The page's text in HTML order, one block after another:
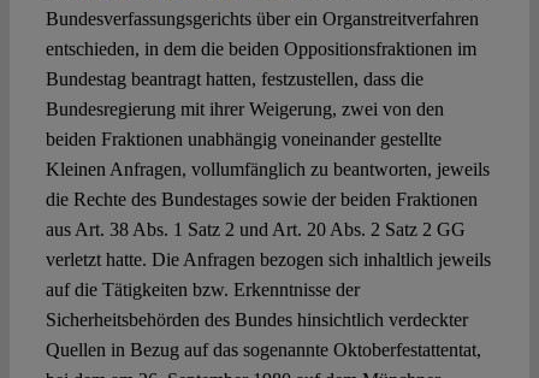
Bundesverfassungsgerichts über ein Organstreitverfahren
entschieden, in dem die beiden Oppositionsfraktionen im
Bundestag beantragt hatten, festzustellen, dass die
Bundesregierung mit ihrer Weigerung, zwei von den
beiden Fraktionen unabhängig voneinander gestellte
Kleinen Anfragen, vollumfänglich zu beantworten, jeweils
die Rechte des Bundestages sowie der beiden Fraktionen
aus Art. 38 Abs. 1 Satz 2 und Art. 20 Abs. 2 Satz 2 GG
verletzt hatte. Die Anfragen bezogen sich inhaltlich jeweils
auf die Tätigkeiten bzw. Erkenntnisse der
Sicherheitsbehörden des Bundes hinsichtlich verdeckter
Quellen in Bezug auf das sogenannte Oktoberfestattentat,